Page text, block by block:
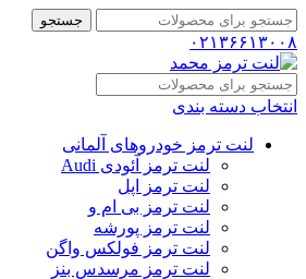
جستجو
۰۲۱۳۶۶۱۳۰۰۸
انتخاب دسته بندی
لنت ترمز خودروهای آلمانی
لنت ترمز آئودی Audi
لنت ترمز اپل
لنت ترمز بی ام و
لنت ترمز پورشه
لنت ترمز فولکس واگن
لنت ترمز مرسدس بنز